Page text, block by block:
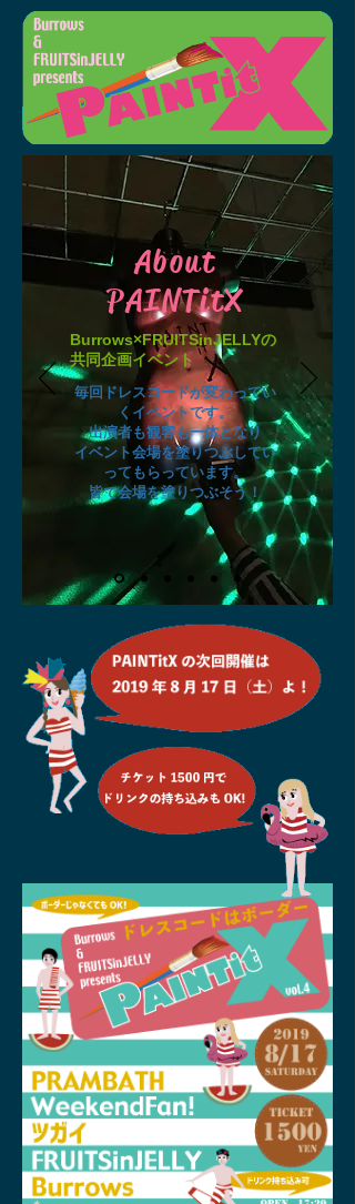
About
PAINTitX
Burrows×FRUITSinJELLYの
共同企画イベント
毎回ドレスコードが変わってい
く イベントです。
出演者も観客も一体となり
イベント会場を塗りつぶしてい
ってもらっています。
​皆で会場を塗りつぶそう！